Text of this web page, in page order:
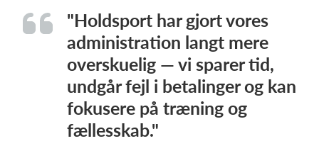
"Holdsport har gjort vores
administration langt mere
overskuelig — vi sparer tid,
undgår fejl i betalinger og kan
fokusere på træning og
fællesskab."